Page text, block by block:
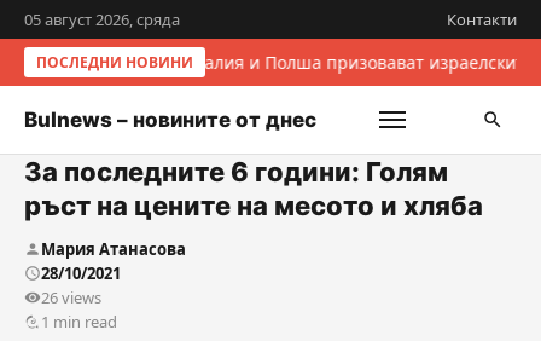
05 август 2026, сряда Контакти
ПОСЛЕДНИ НОВИНИИталия и Полша призовават
Bulnews – новините от днес
За последните 6 години: Голям
ръст на цените на месото и хляба
Мария Атанасова
28/10/2021
26 views
1 min read